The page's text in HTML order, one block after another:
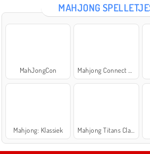
MAHJONG
MahJongCon
Mahjong: Klassiek